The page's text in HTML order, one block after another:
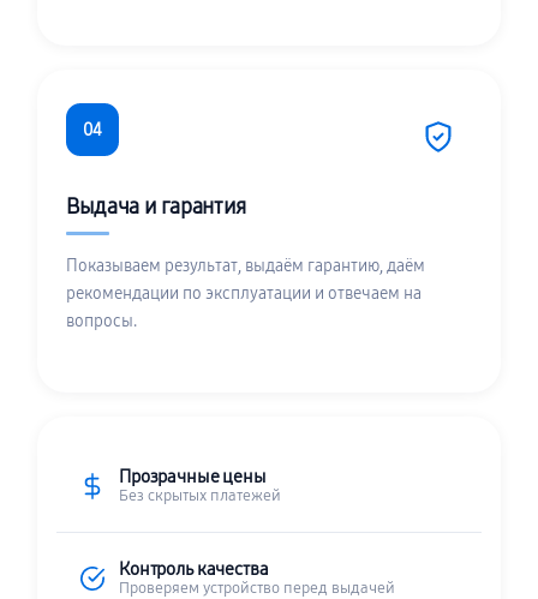
04
Выдача и гарантия
Показываем результат, выдаём гарантию, даём
рекомендации по эксплуатации и отвечаем на
вопросы.
Прозрачные цены
Без скрытых платежей
Контроль качества
Проверяем устройство перед выдачей